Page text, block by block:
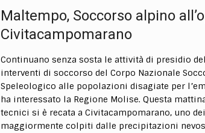
Maltempo, Soccorso alpino
Civitacampomarano
Continuano senza sosta le attività di presidio
interventi di soccorso del Corpo Nazionale
Speleologico alle popolazioni disagiate per
ha interessato la Regione Molise. Questa
tecnici si è recata a Civitacampomarano, uno
maggiormente colpiti dalle precipitazioni